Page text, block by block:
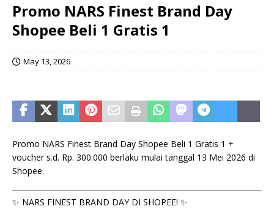
Promo NARS Finest Brand Day
Shopee Beli 1 Gratis 1
May 13, 2026
Promo NARS Finest Brand Day Shopee Beli 1 Gratis 1 +
voucher s.d. Rp. 300.000 berlaku mulai tanggal 13 Mei 2026 di
Shopee.
✨ NARS FINEST BRAND DAY DI SHOPEE! ✨